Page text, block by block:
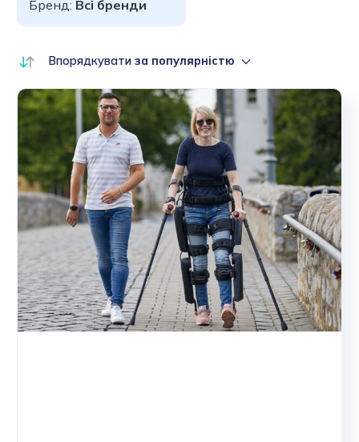
Бренд: Всі бренди
Впорядкувати за популярністю